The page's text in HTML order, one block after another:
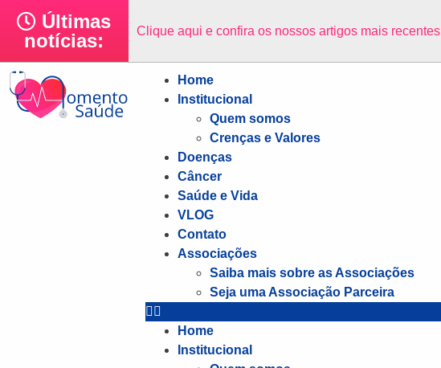
Últimas
notícias:
Clique aqui e confira os nossos artigos mais recentes
Home
Institucional
Quem somos
Crenças e Valores
Doenças
Câncer
Saúde e Vida
VLOG
Contato
Associações
Saiba mais sobre as Associações
Seja uma Associação Parceira
Home
Institucional